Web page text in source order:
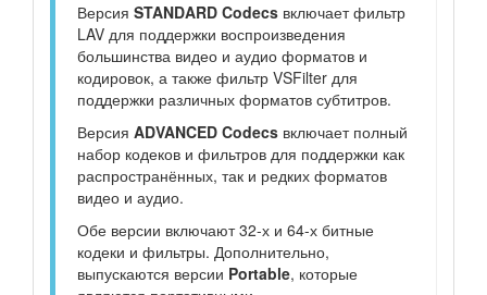
Версия STANDARD Codecs включает фильтр
LAV для поддержки воспроизведения
большинства видео и аудио форматов и
кодировок, а также фильтр VSFilter для
поддержки различных форматов субтитров.
Версия ADVANCED Codecs включает полный
набор кодеков и фильтров для поддержки как
распространённых, так и редких форматов
видео и аудио.
Обе версии включают 32-х и 64-х битные
кодеки и фильтры. Дополнительно,
выпускаются версии Portable, которые